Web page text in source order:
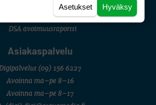
Tietoa verkon kävijöistä
Golfpisteen yhteystiedot
DSA avoimuusraportti
Asiakaspalvelu
(09) 156 6227
Avoinna ma–pe 8–16
Avoinna ma–pe 8–17
Hyväksy
Asetukset